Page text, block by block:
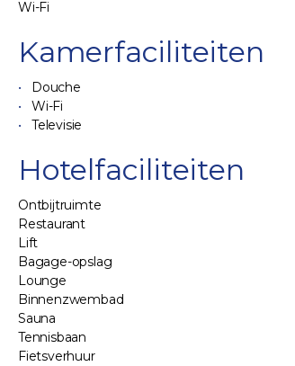
Wi-Fi
Kamerfaciliteiten
Douche
Wi-Fi
Televisie
Hotelfaciliteiten
Ontbijtruimte
Restaurant
Lift
Bagage-opslag
Lounge
Binnenzwembad
Sauna
Tennisbaan
Fietsverhuur